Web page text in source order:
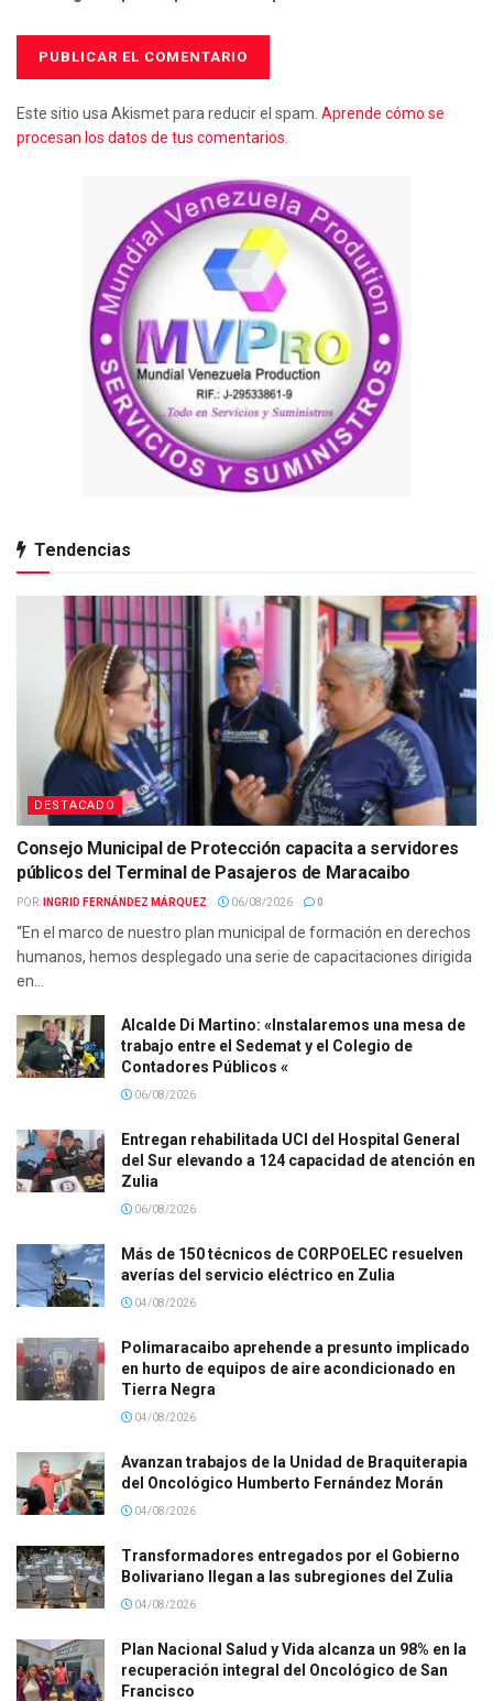
Este sitio usa Akismet para reducir el spam. Aprende cómo se
procesan los datos de tus comentarios.
Tendencias
DESTACADO
Consejo Municipal de Protección capacita a servidores
públicos del Terminal de Pasajeros de Maracaibo
POR: INGRID FERNÁNDEZ MÁRQUEZ 06/08/2026 0
“En el marco de nuestro plan municipal de formación en derechos
humanos, hemos desplegado una serie de capacitaciones dirigida
en...
Alcalde Di Martino: «Instalaremos una mesa de
trabajo entre el Sedemat y el Colegio de
Contadores Públicos «
06/08/2026
Entregan rehabilitada UCI del Hospital General
del Sur elevando a 124 capacidad de atención en
Zulia
06/08/2026
Más de 150 técnicos de CORPOELEC resuelven
averías del servicio eléctrico en Zulia
04/08/2026
Polimaracaibo aprehende a presunto implicado
en hurto de equipos de aire acondicionado en
Tierra Negra
04/08/2026
Avanzan trabajos de la Unidad de Braquiterapia
del Oncológico Humberto Fernández Morán
04/08/2026
Transformadores entregados por el Gobierno
Bolivariano llegan a las subregiones del Zulia
04/08/2026
Plan Nacional Salud y Vida alcanza un 98% en la
recuperación integral del Oncológico de San
Francisco